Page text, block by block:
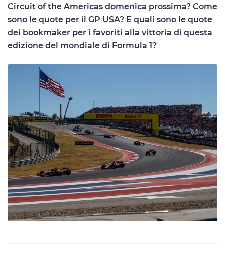
Circuit of the Americas domenica prossima? Come
sono le quote per il GP USA? E quali sono le quote
dei bookmaker per i favoriti alla vittoria di questa
edizione del mondiale di Formula 1?